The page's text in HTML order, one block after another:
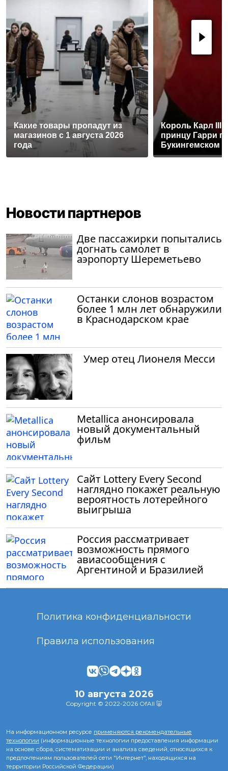
Какие товары пропадут из
магазинов с 1 августа 2026
года
Король Карл III
принцу Гарри
Букингемском
Новости партнеров
Две пассажирки попытались
догнать самолет в
аэропорту Шереметьево
Останки слонов возрастом
более 1 млн лет обнаружили
в Краснодарском крае
Умер отец Лионеля Месси
Metallica анонсировала
новый документальный
фильм
Сайт Lottery Every Second
наглядно покажет реальную
вероятность лотерейного
выигрыша
Россия рассматривает
возможность прямого
авиасообщения с
Аргентиной и Бразилией
Политика конфиденциальности
Правила использования
10 августа 2026
Copyright © 2022-2026 OfAll 🐷
На информационном ресурсе применяются рекомендательные
технологии (информационные технологии предоставления информации
на основе сбора, систематизации и анализа сведений, относящихся к
предпочтениям пользователей сети "Интернет", находящихся на
территории Российской Федерации)